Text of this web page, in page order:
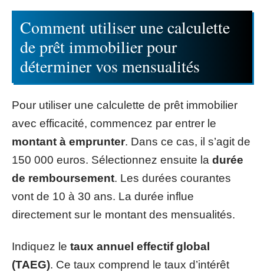
Comment utiliser une calculette
de prêt immobilier pour
déterminer vos mensualités
Pour utiliser une calculette de prêt immobilier
avec efficacité, commencez par entrer le
montant à emprunter. Dans ce cas, il s’agit de
150 000 euros. Sélectionnez ensuite la durée
de remboursement. Les durées courantes
vont de 10 à 30 ans. La durée influe
directement sur le montant des mensualités.
Indiquez le taux annuel effectif global
(TAEG). Ce taux comprend le taux d’intérêt